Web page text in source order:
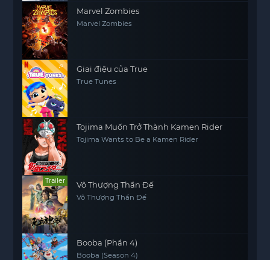
Marvel Zombies
Marvel Zombies
Giai điệu của True
True Tunes
Tojima Muốn Trở Thành Kamen Rider
Tojima Wants to Be a Kamen Rider
Trailer Vô Thượng Thần Đế
Vô Thượng Thần Đế
Booba (Phần 4)
Booba (Season 4)